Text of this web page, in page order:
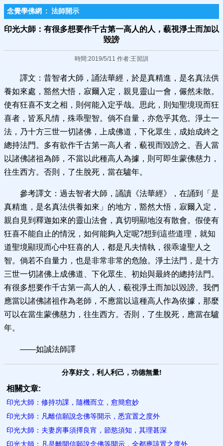
念覺學佛網 : 法師開示
印光大師：有很多想要作千古第一高人的人，藐視淨土而加以
毀謗
時間:2019/5/11 作者:王習訓
譯文：昔智者大師，誦法華經，於是真精進，是名真法供
養如來處，豁然大悟，寂爾入定，親見靈山一會，儼然未散。
使有狂喜不支之相，則何能入定乎哉。思此，則知聖境現而狂
喜者，皆系凡情，殊乖聖智。倘不自量，亦危乎其危。淨土一
法，乃十方三世一切諸佛，上成佛道，下化眾生，成始成終之
總持法門。多有欲作千古第一高人者，藐視而毀謗之。吾人當
以諸佛諸祖為師，不當以此種高人為據，則可即生蒙佛慈力，
往生西方。否則，了生脫死，當在驢年。
參考譯文：過去智者大師，誦讀《法華經》，在誦到「是
真精進，是名真法供養如來」的地方，豁然大悟，寂爾入定，
親自見到釋迦如來的靈山法會，真切明顯地沒有散會。假使有
狂喜不能自止的情況，如何能夠入定呢?想到這些道理，就知
道聖境顯現而心中狂喜的人，都是凡夫情執，很乖違聖人之
智。倘若不自量力，也是非常非常的危險。淨土法門，是十方
三世一切諸佛上成佛道、下化眾生、初始與最終的總持法門。
有很多想要作千古第一高人的人，藐視淨土而加以毀謗。我們
應當以諸佛諸祖作為老師，不應當以這種高人作為依據，那麼
可以在當生蒙佛慈力，往生西方。否則，了生脫死，應當在驢
年。
——如誠法師譯
分享好文，利人利己，功德無量!
相關文章:
印光大師：修持功課，隨機而立，愈簡愈妙
印光大師：凡離信願說念佛等開示，悉宜置之度外
印光大師：夫妻房事須擇良宵，節慾須知，其理甚深
印光大師：凡是離開信願說念佛等開示，全都應該置之度外